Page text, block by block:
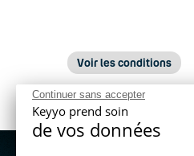
Continuer sans accepter
Keyyo prend soin
de vos données
Voir les conditions
- Offre valable
- Offre valable